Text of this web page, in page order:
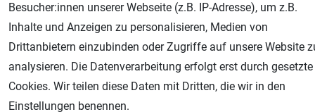
Datenschutz
Unsere weiteren Shops:
Besucher:innen unserer Webseite (z.B. IP-Adresse), um z.B.
Inhalte und Anzeigen zu personalisieren, Medien von
Drittanbietern einzubinden oder Zugriffe auf unsere Website
analysieren. Die Datenverarbeitung erfolgt erst durch gesetzte
Cookies. Wir teilen diese Daten mit Dritten, die wir in den
Einstellungen benennen.